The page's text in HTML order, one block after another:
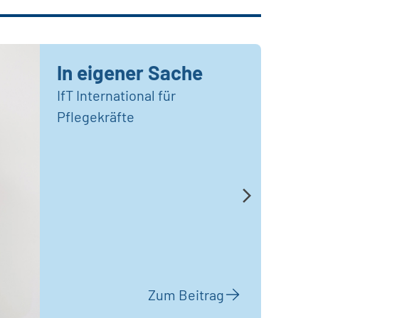
In eigener Sache
IfT International für
Pflegekräfte
Zum Beitrag